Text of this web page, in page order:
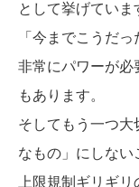
として挙げていま
「今までこうだ
非常にパワーが必
もあります。
そしてもう一つ大
なもの」にしない
上限規制ギリギリ